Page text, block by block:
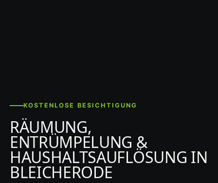
KOSTENLOSE BESICHTIGUNG
RÄUMUNG,
ENTRÜMPELUNG &
HAUSHALTSAUFLÖSUNG IN
BLEICHERODE